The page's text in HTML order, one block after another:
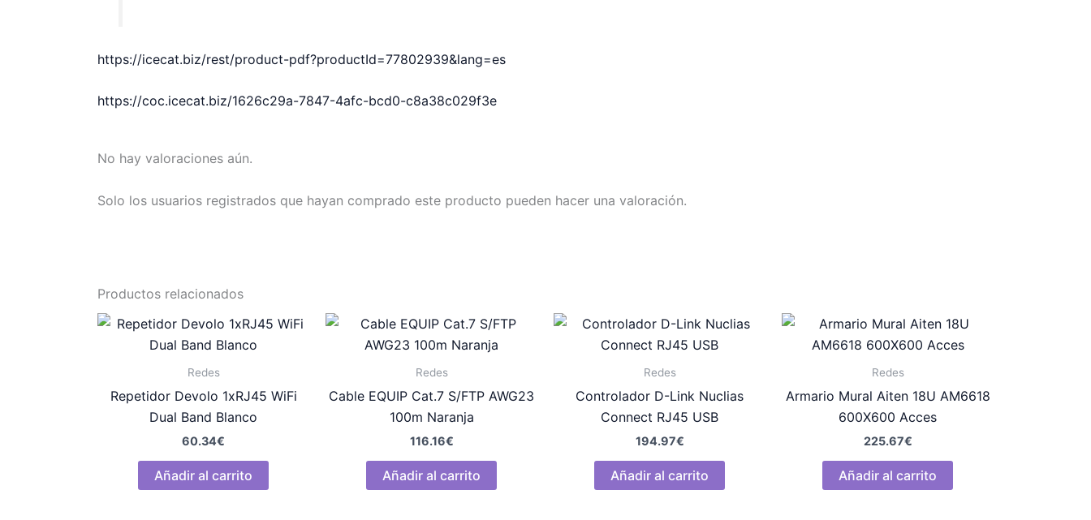
https://icecat.biz/rest/product-pdf?productId=77802939&lang=es
https://coc.icecat.biz/1626c29a-7847-4afc-bcd0-c8a38c029f3e
No hay valoraciones aún.
Solo los usuarios registrados que hayan comprado este producto pueden hacer una valoración.
Productos relacionados
Redes
Repetidor Devolo 1xRJ45 WiFi
Dual Band Blanco
60.34€
Añadir al carrito
Redes
Cable EQUIP Cat.7 S/FTP AWG23
100m Naranja
116.16€
Añadir al carrito
Redes
Controlador D-Link Nuclias
Connect RJ45 USB
194.97€
Añadir al carrito
Redes
Armario Mural Aiten 18U AM6618
600X600 Acces
225.67€
Añadir al carrito